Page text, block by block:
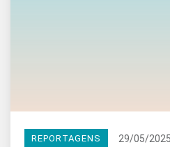
REPORTAGENS 29/05/2025